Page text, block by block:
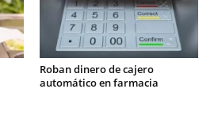
Roban dinero de cajero
automático en farmacia